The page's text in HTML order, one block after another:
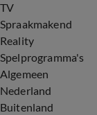
TV
Spraakmakend
Reality
Spelprogramma's
Algemeen
Nederland
Buitenland